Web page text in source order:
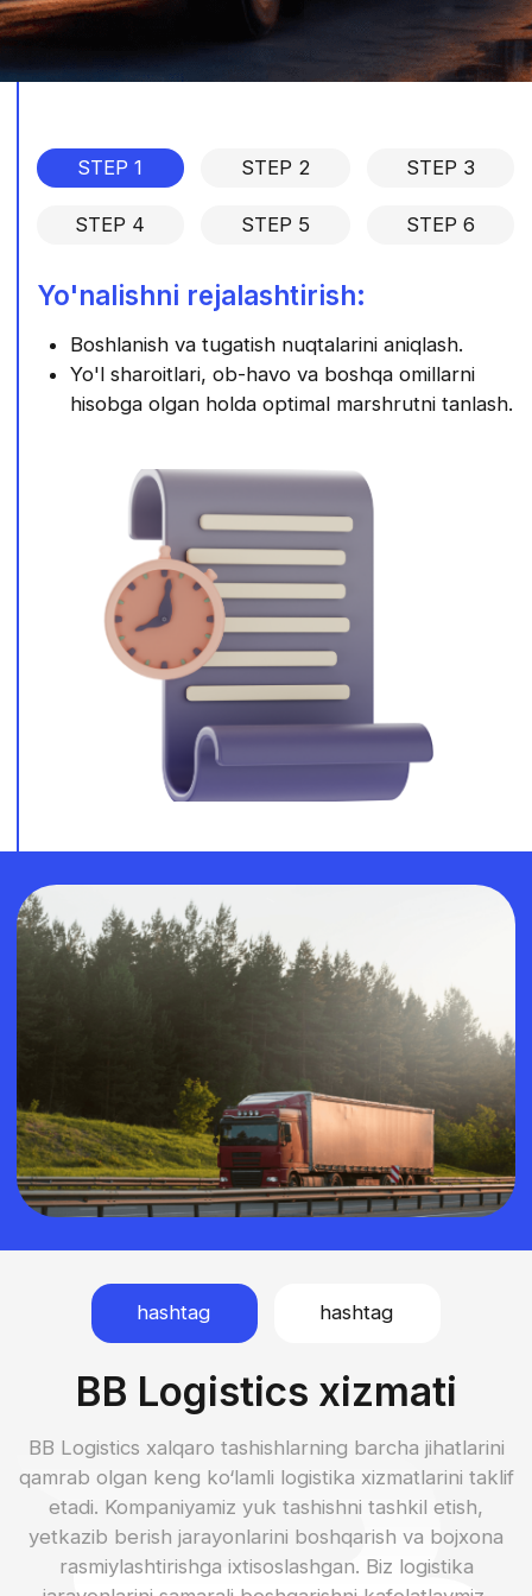
BB Logistics xizmati
qamrab olgan keng ko‘lamli logistika xizmatlarini taklif
etadi. Kompaniyamiz yuk tashishni tashkil etish,
yetkazib berish jarayonlarini boshqarish va bojxona
rasmiylashtirishga ixtisoslashgan. Biz logistika
jarayonlarini samarali boshqarishni kafolatlaymiz,
butun dunyo bo‘ylab yuklarni yuqori sifatda va o‘z
hashtag hashtag
Logistika bozorida
faoliyat.
Shaxsiy menejer
Bizning afzalliklarimiz
Texnologik
Yuklarni nazorat va
texnologiyalardan
xizmat ko‘rsatish
HS Code nima?
HS kod (Harmonized System code) — bu
bojxona rasmiylashtirishini soddalashtirish va
tovarlar savdosi bo‘yicha statistik ma’lumotlarni
yig‘ish uchun ishlatiladi. Har bir tovar uning turi,
kelib chiqishi va boshqa xususiyatlarini
aniqlaydigan oltita raqamdan iborat o'ziga xos HS
eksport qilishda to‘g‘ri identifikatsiya qilishga